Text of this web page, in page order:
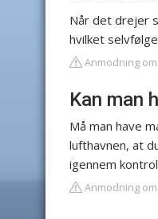
Når det drejer
hvilket
Anmodning
Kan man
Må man have
lufthavnen, at
igennem
Anmodning